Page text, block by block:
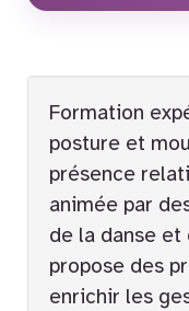
Formation
posture et
présence
animée par
de la danse et
propose des
enrichir les